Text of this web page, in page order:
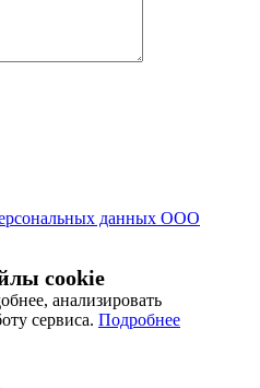
данных ООО
cookie
анализировать
сервиса. Подробнее